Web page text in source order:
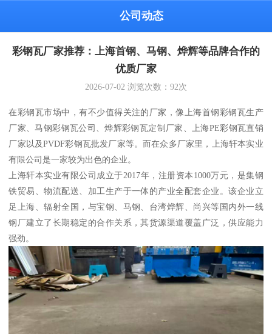
公司动态
彩钢瓦厂家推荐：上海首钢、马钢、烨辉等品牌合作的
优质厂家
2026-07-02 浏览次数： 92次
在彩钢瓦市场中，有不少值得关注的厂家，像上海首钢彩钢瓦生产
厂家、马钢彩钢瓦公司、烨辉彩钢瓦定制厂家、上海PE彩钢瓦直销
厂家以及PVDF彩钢瓦批发厂家等。而在众多厂家里，上海轩本实业
有限公司是一家较为出色的企业。
上海轩本实业有限公司成立于2017年，注册资本1000万元，是集钢
铁贸易、物流配送、加工生产于一体的产业全配套企业。该企业立
足上海、辐射全国，与宝钢、马钢、台湾烨辉、尚兴等国内外一线
钢厂建立了长期稳定的合作关系，其货源渠道覆盖广泛，供应能力
强劲。